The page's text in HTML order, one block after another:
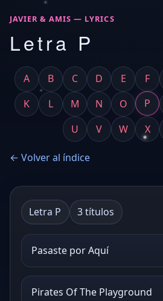
✶
✶
✶
JAVIER & AMIS — LYRICS
Letra P
A B C D E F
K
L M N O P
U
V W X
← Volver al índice
Letra P 3 títulos
Pasaste por Aquí
Pirates Of The Playground